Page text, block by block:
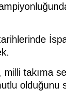
takıma
olduğunu